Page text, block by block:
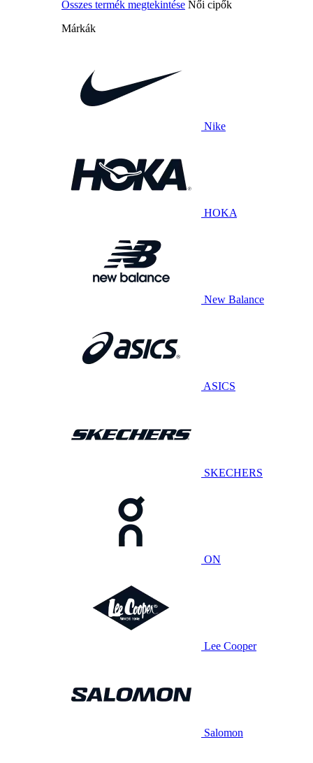
Összes termék megtekintése Női cipők
Márkák
Nike
HOKA
New Balance
ASICS
SKECHERS
ON
Lee Cooper
Salomon